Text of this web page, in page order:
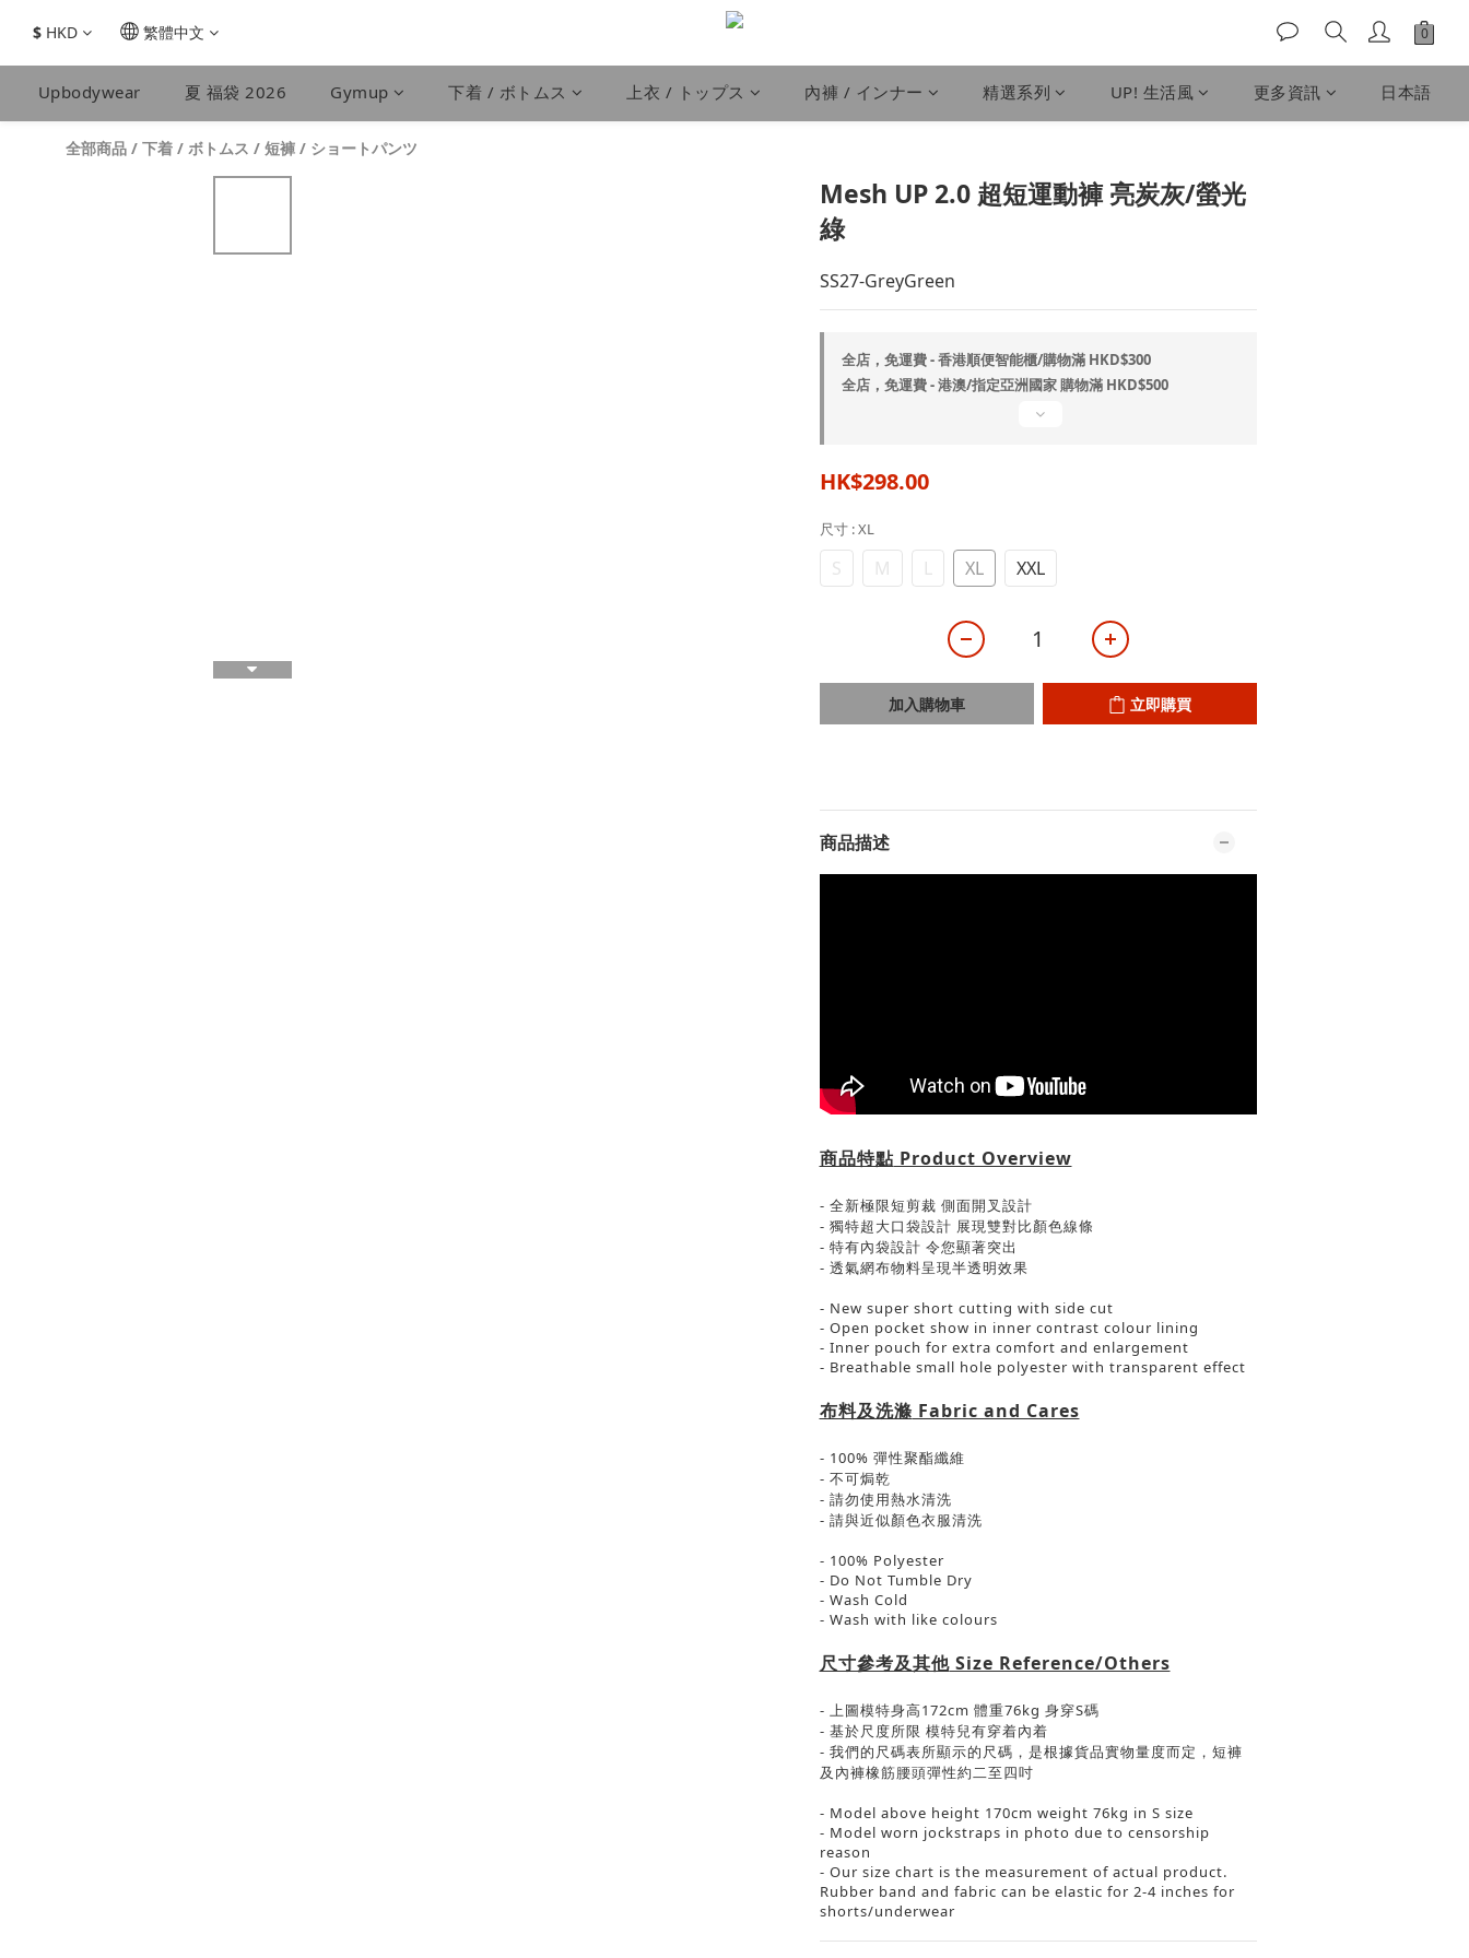
$ HKD 繁體中文
Upbodywear 夏 福袋 2026 Gymup 下着 / ボトムス 上衣 / トップス 內褲 / インナー 精選系列 UP! 生活風 更多資訊 日本語
全部商品 / 下着 / ボトムス / 短褲 / ショートパンツ
Mesh UP 2.0 超短運動褲 亮炭灰/螢光
綠
SS27-GreyGreen
全店，免運費 - 香港順便智能櫃/購物滿 HKD$300
全店，免運費 - 港澳/指定亞洲國家 購物滿 HKD$500
HK$298.00
尺寸 : XL
S M L XL XXL
加入購物車 立即購買
商品描述
商品特點 Product Overview
- 全新極限短剪裁 側面開叉設計
- 獨特超大口袋設計 展現雙對比顏色線條
- 特有內袋設計 令您顯著突出
- 透氣網布物料呈現半透明效果
- New super short cutting with side cut
- Open pocket show in inner contrast colour lining
- Inner pouch for extra comfort and enlargement
- Breathable small hole polyester with transparent effect
布料及洗滌 Fabric and Cares
- 100% 彈性聚酯纖維
- 不可焗乾
- 請勿使用熱水清洗
- 請與近似顏色衣服清洗
- 100% Polyester
- Do Not Tumble Dry
- Wash Cold
- Wash with like colours
尺寸參考及其他Size Reference/Others
- 上圖模特身高172cm 體重76kg 身穿S碼
- 基於尺度所限 模特兒有穿着內着
- 我們的尺碼表所顯示的尺碼，是根據貨品實物量度而定，短褲
及內褲橡筋腰頭彈性約二至四吋
- Model above height 170cm weight 76kg in S size
- Model worn jockstraps in photo due to censorship
reason
- Our size chart is the measurement of actual product.
Rubber band and fabric can be elastic for 2-4 inches for
shorts/underwear